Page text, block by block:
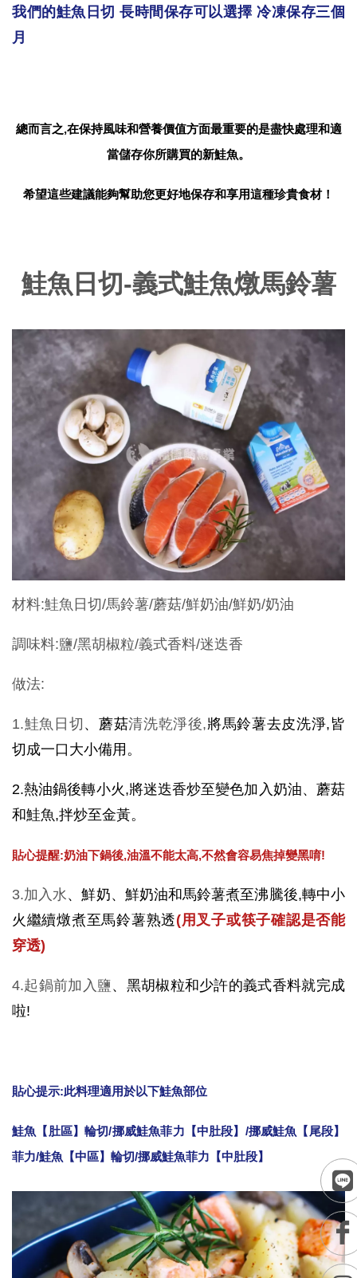
我們的鮭魚日切 長時間保存可以選擇 冷凍保存三個
月
總而言之,在保持風味和營養價值方面最重要的是盡快處理和適
當儲存你所購買的新鮭魚。
希望這些建議能夠幫助您更好地保存和享用這種珍貴食材！
鮭魚日切-義式鮭魚燉馬鈴薯
材料:鮭魚日切/馬鈴薯/蘑菇/鮮奶油/鮮奶/奶油
調味料:鹽/黑胡椒粒/義式香料/迷迭香
做法:
1.鮭魚日切 、蘑菇清洗乾淨後,將馬鈴薯去皮洗淨,皆
切成一口大小備用。
2.熱油鍋後轉小火,將迷迭香炒至變色加入奶油、蘑菇
和鮭魚,拌炒至金黃。
貼心提醒:奶油下鍋後,油溫不能太高,不然會容易焦掉變黑唷!
3.加入水、鮮奶、鮮奶油和馬鈴薯煮至沸騰後,轉中小
火繼續燉煮至馬鈴薯熟透(用叉子或筷子確認是否能
穿透)
4.起鍋前加入鹽、黑胡椒粒和少許的義式香料就完成
啦!
貼心提示:此料理適用於以下鮭魚部位
鮭魚【肚區】輪切/挪威鮭魚菲力【中肚段】 /挪威鮭魚【尾段】
菲力/鮭魚【中區】輪切/挪威鮭魚菲力【中肚段】